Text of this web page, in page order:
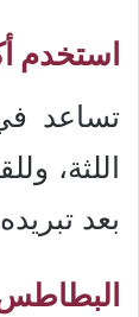
استخدم
تساعد
اللثة،
بعد